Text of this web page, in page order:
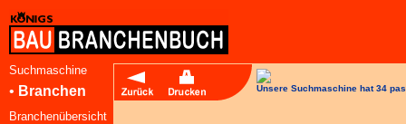
Suchmaschine
• Branchen
Branchenübersicht
Unsere Suchmaschine hat 34